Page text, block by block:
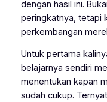
dengan hasil ini.
peringkatnya, tetapi
perkembangan
Untuk pertama
belajarnya sendiri
menentukan kapan
sudah cukup.